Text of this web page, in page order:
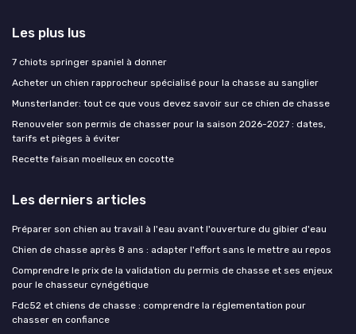
Les plus lus
7 chiots springer spaniel à donner
Acheter un chien rapprocheur spécialisé pour la chasse au sanglier
Munsterlander: tout ce que vous devez savoir sur ce chien de chasse
Renouveler son permis de chasser pour la saison 2026-2027 : dates,
tarifs et pièges à éviter
Recette faisan moelleux en cocotte
Les derniers articles
Préparer son chien au travail à l'eau avant l'ouverture du gibier d'eau
Chien de chasse après 8 ans : adapter l'effort sans le mettre au repos
Comprendre le prix de la validation du permis de chasse et ses enjeux
pour le chasseur cynégétique
Fdc52 et chiens de chasse : comprendre la réglementation pour
chasser en confiance